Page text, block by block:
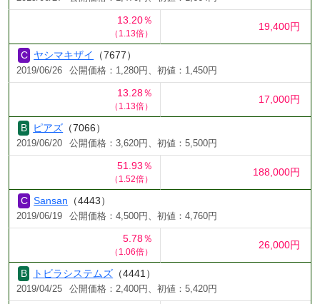
13.20％
（1.13倍）
19,400円
ヤシマキザイ （7677）
2019/06/26 公開価格：1,280円、初値：1,450円
13.28％
（1.13倍）
17,000円
ピアズ （7066）
2019/06/20 公開価格：3,620円、初値：5,500円
51.93％
（1.52倍）
188,000円
Sansan （4443）
2019/06/19 公開価格：4,500円、初値：4,760円
5.78％
（1.06倍）
26,000円
トビラシステムズ （4441）
2019/04/25 公開価格：2,400円、初値：5,420円